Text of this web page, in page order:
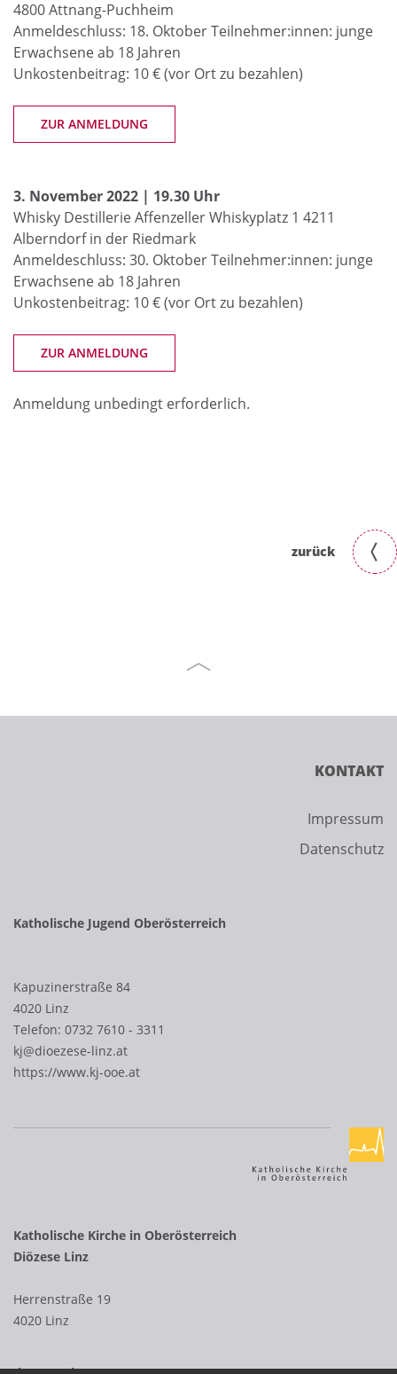
4800 Attnang-Puchheim
Anmeldeschluss: 18. Oktober Teilnehmer:innen: junge
Erwachsene ab 18 Jahren
Unkostenbeitrag: 10 € (vor Ort zu bezahlen)
ZUR ANMELDUNG
3. November 2022 | 19.30 Uhr
Whisky Destillerie Affenzeller Whiskyplatz 1 4211
Alberndorf in der Riedmark
Anmeldeschluss: 30. Oktober Teilnehmer:innen: junge
Erwachsene ab 18 Jahren
Unkostenbeitrag: 10 € (vor Ort zu bezahlen)
ZUR ANMELDUNG
Anmeldung unbedingt erforderlich.
zurück
KONTAKT
Impressum
Datenschutz
Katholische Jugend Oberösterreich
Kapuzinerstraße 84
4020 Linz
Telefon: 0732 7610 - 3311
kj@dioezese-linz.at
https://www.kj-ooe.at
Katholische Kirche in Oberösterreich
Diözese Linz
Herrenstraße 19
4020 Linz